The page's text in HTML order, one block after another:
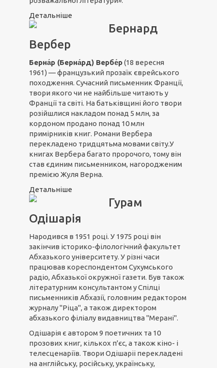
Детальніше
Бернард
Вербер
Берна́р (Берна́рд) Вербе́р(18 вересня
1961) — французький прозаїк єврейського
походження. Сучасний письменник Франції,
твори якого чи не найбільше читають у
Франції та світі. На батьківщині його твори
розійшлися накладом понад 5 млн, за
кордоном продано понад 10 млн
примірників книг. Романи Вербера
перекладено тридцятьма мовами світу.У
книгах Вербера багато пророчого, тому він
став єдиним письменником, нагородженим
премією Жуля Верна.
Детальніше
Гурам
Одішарія
Народився в 1951 році. У 1975 році він
закінчив історико-філологічний факультет
Абхазького університету. У різні часи
працював кореспондентом Сухумського
радіо, Абхазької окружної газети. Був також
літературним консультантом у Спілці
письменників Абхазії, головним редактором
журналу "Ріца", а також директором
абхазького філіалу видавництва "Мерані".
Одішарія є автором 9 поетичних та 10
прозових книг, кількох п'єс, а також кіно- і
телесценаріїв. Твори Одішаріі перекладені
на англійську, російську, українську,